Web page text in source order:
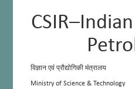
विज्ञान एवं प्रौद्योगिकी मंत्रालय
Ministry of Science & Technology